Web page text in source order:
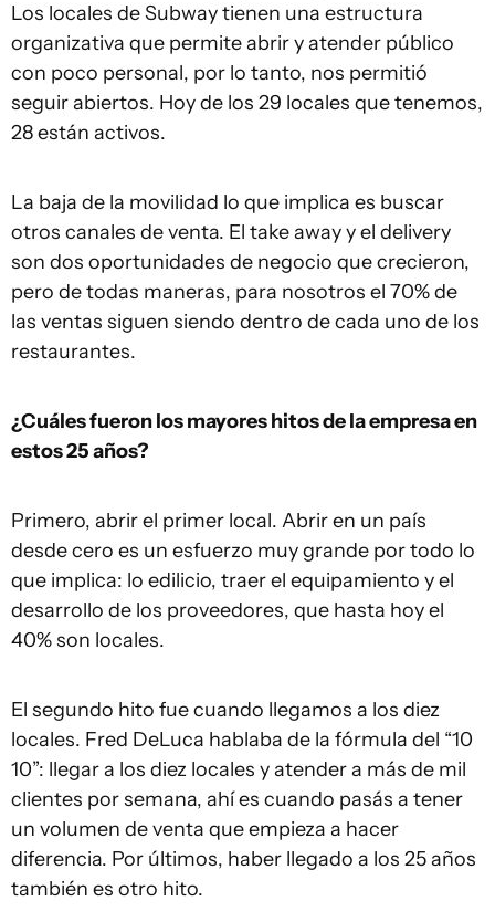
Los locales de Subway tienen una estructura
organizativa que permite abrir y atender público
con poco personal, por lo tanto, nos permitió
seguir abiertos. Hoy de los 29 locales que tenemos,
28 están activos.
La baja de la movilidad lo que implica es buscar
otros canales de venta. El take away y el delivery
son dos oportunidades de negocio que crecieron,
pero de todas maneras, para nosotros el 70% de
las ventas siguen siendo dentro de cada uno de los
restaurantes.
¿Cuáles fueron los mayores hitos de la empresa en
estos 25 años?
Primero, abrir el primer local. Abrir en un país
desde cero es un esfuerzo muy grande por todo lo
que implica: lo edilicio, traer el equipamiento y el
desarrollo de los proveedores, que hasta hoy el
40% son locales.
El segundo hito fue cuando llegamos a los diez
locales. Fred DeLuca hablaba de la fórmula del “10
10”: llegar a los diez locales y atender a más de mil
clientes por semana, ahí es cuando pasás a tener
un volumen de venta que empieza a hacer
diferencia. Por últimos, haber llegado a los 25 años
también es otro hito.